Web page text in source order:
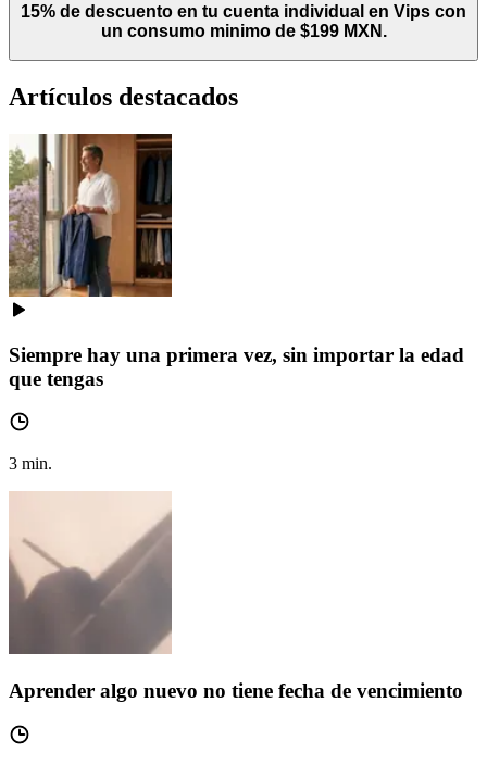
15% de descuento en tu cuenta individual en Vips con
un consumo minimo de $199 MXN.
Artículos destacados
Siempre hay una primera vez, sin importar la edad
que tengas
3 min.
Aprender algo nuevo no tiene fecha de vencimiento